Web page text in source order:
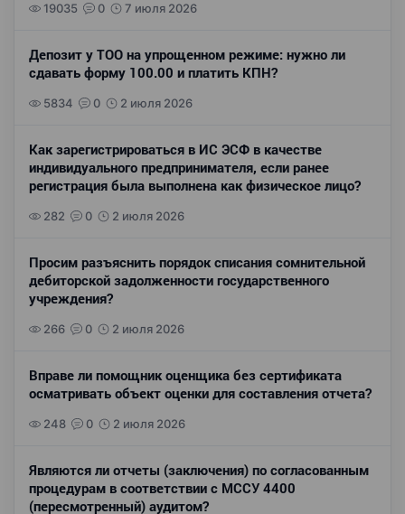
19035 0 7 июля 2026
Депозит у ТОО на упрощенном режиме: нужно ли
сдавать форму 100.00 и платить КПН?
5834 0 2 июля 2026
Как зарегистрироваться в ИС ЭСФ в качестве
индивидуального предпринимателя, если ранее
регистрация была выполнена как физическое лицо?
282 0 2 июля 2026
Просим разъяснить порядок списания сомнительной
дебиторской задолженности государственного
учреждения?
266 0 2 июля 2026
Вправе ли помощник оценщика без сертификата
осматривать объект оценки для составления отчета?
248 0 2 июля 2026
Являются ли отчеты (заключения) по согласованным
процедурам в соответствии с МССУ 4400
(пересмотренный) аудитом?